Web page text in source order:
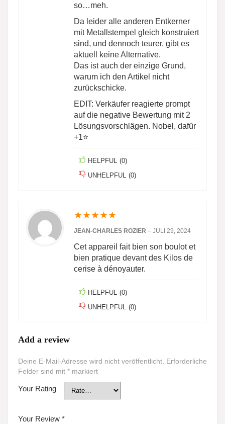
so…meh.
Da leider alle anderen Entkerner
mit Metallstempel gleich konstruiert
sind, und dennoch teurer, gibt es
aktuell keine Alternative.
Das ist auch der einzige Grund,
warum ich den Artikel nicht
zurückschicke.
EDIT: Verkäufer reagierte prompt
auf die negative Bewertung mit 2
Lösungsvorschlägen. Nobel, dafür
+1⭐
HELPFUL (0)
UNHELPFUL (0)
★★★★★
JEAN-CHARLES ROZIER – JULI 29, 2024
Cet appareil fait bien son boulot et
bien pratique devant des Kilos de
cerise à dénoyauter.
HELPFUL (0)
UNHELPFUL (0)
Add a review
Deine E-Mail-Adresse wird nicht veröffentlicht. Erforderliche
Felder sind mit * markiert
Your Rating
Your Review *